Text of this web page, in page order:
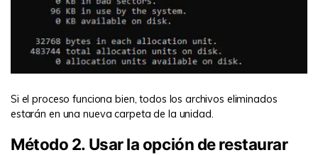
Si el proceso funciona bien, todos los archivos eliminados
estarán en una nueva carpeta de la unidad.
Método 2. Usar la opción de restaurar